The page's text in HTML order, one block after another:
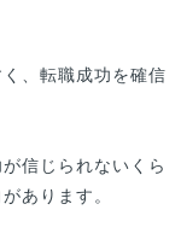
、転職成功を確信
信じられないくら
あります。